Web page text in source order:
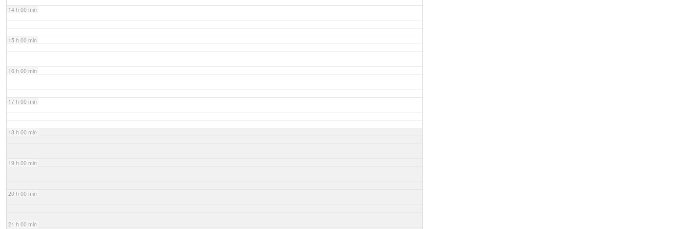
14 h 00 min
15 h 00 min
16 h 00 min
17 h 00 min
18 h 00 min
19 h 00 min
20 h 00 min
21 h 00 min